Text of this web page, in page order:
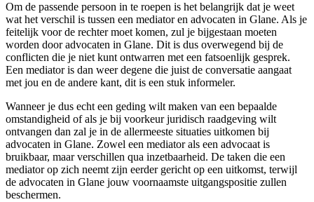
Om de passende persoon in te roepen is het belangrijk dat je weet
wat het verschil is tussen een mediator en advocaten in Glane. Als je
feitelijk voor de rechter moet komen, zul je bijgestaan moeten
worden door advocaten in Glane. Dit is dus overwegend bij de
conflicten die je niet kunt ontwarren met een fatsoenlijk gesprek.
Een mediator is dan weer degene die juist de conversatie aangaat
met jou en de andere kant, dit is een stuk informeler.
Wanneer je dus echt een geding wilt maken van een bepaalde
omstandigheid of als je bij voorkeur juridisch raadgeving wilt
ontvangen dan zal je in de allermeeste situaties uitkomen bij
advocaten in Glane. Zowel een mediator als een advocaat is
bruikbaar, maar verschillen qua inzetbaarheid. De taken die een
mediator op zich neemt zijn eerder gericht op een uitkomst, terwijl
de advocaten in Glane jouw voornaamste uitgangspositie zullen
beschermen.